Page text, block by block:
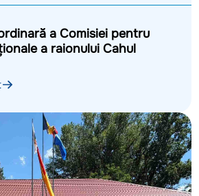
a Comisiei pentru
a raionului Cahul